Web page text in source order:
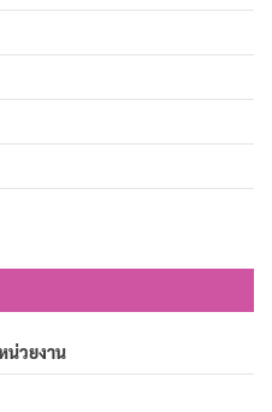
วยงาน